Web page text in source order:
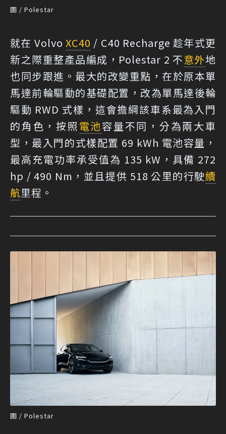
圖 / Polestar
就在 VolvoXC40 / C40 Recharge 趁年式更
新之際重整產品編成，Polestar 2 不意外地
也同步跟進。最大的改變重點，在於原本單
馬達前輪驅動的基礎配置，改為單馬達後輪
驅動 RWD 式樣，這會擔綱該車系最為入門
的角色，按照 電池容量不同，分為兩大車
型，最入門的式樣配置 69 kWh 電池容量，
最高充電功率承受值為 135 kW，具備 272
hp / 490 Nm，並且提供 518 公里的行駛續
航里程。
圖 / Polestar